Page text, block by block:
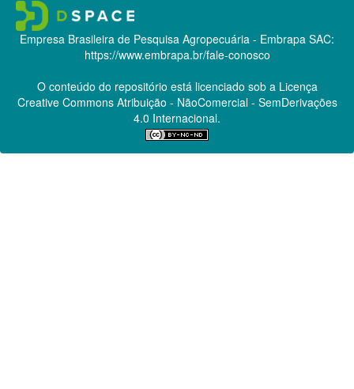
Empresa Brasileira de Pesquisa Agropecuária - Embrapa SAC:
https://www.embrapa.br/fale-conosco
O conteúdo do repositório está licenciado sob a Licença
Creative CommonsAtribuição - NãoComercial - SemDerivações
4.0 Internacional.